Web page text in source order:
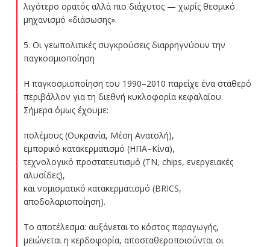
λιγότερο ορατός αλλά πιο διάχυτος — χωρίς θεσμικό
μηχανισμό «διάσωσης».
5️. Οι γεωπολιτικές συγκρούσεις διαρρηγνύουν την
παγκοσμιοποίηση
Η παγκοσμιοποίηση του 1990–2010 παρείχε ένα σταθερό
περιβάλλον για τη διεθνή κυκλοφορία κεφαλαίου.
Σήμερα όμως έχουμε:
πολέμους (Ουκρανία, Μέση Ανατολή),
εμπορικό κατακερματισμό (ΗΠΑ–Κίνα),
τεχνολογικό προστατευτισμό (ΤΝ, chips, ενεργειακές
αλυσίδες),
και νομισματικό κατακερματισμό (BRICS,
αποδολαριοποίηση).
Το αποτέλεσμα: αυξάνεται το κόστος παραγωγής,
μειώνεται η κερδοφορία, αποσταθεροποιούνται οι